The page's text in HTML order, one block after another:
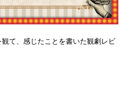
て、感じたことを書いた観劇レビ